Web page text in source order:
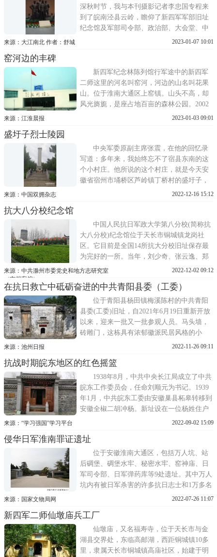
深秋时节，我与本刊摄影记者李忠国专程来
到了皖南泾县云岭，瞻仰了新四军军部旧址
纪念馆及军部司令部、政治部、大会堂、中
共中央东南局、修械所、战地服务团、教导
为止，来这里参观、旅游的人数已超过800万
人次，在爱国主义和革命传
来源：大江南北 作者：舒城 2023-01-07 10:01
窑河边的丰碑
新四军纪念林陈列馆行军途中的新四军
二师这里的河名叫窑河，河边的山名叫花果
山。位于淮南大通区上窑镇。山头不高，却
风光旖旎，是座占地百亩的森林公园。2002
年10月新四军成立65周年之际，淮南市新四
抗日先锋新四军纪念林中国新四军研究会会
长周克玉这
来源：江淮晨报 2023-01-03 09:01
盛圩子烈士陵园
中央军委原副主席张震，在他的回忆录
写道：多年来，我始终忘不了宿县东南的这
个小村庄。他所说的这个村庄，就是今天安
徽省宿州市埇桥区芦岭镇丁桥村的盛圩子，
因为在这里，埋葬着曾与老将军一起并肩战
的村庄主持召开有宿东地委、宿东游击支
队、宿东独立团、宿东大队
来源：中国双拥杂志 2022-12-16 15:12
抗大八分校纪念馆
中国人民抗日军政大学第八分校(简称抗
大八分校)纪念馆位于天长市铜城镇龙岗社
区。它目前是全国14所抗大分校旧址保存最
为完好的一所。当年，刘少奇、张云逸、郑
位三、邓子恢、罗炳辉等老一辈革命家为创
了极大的关怀，倾注了大量的心血。抗大八
分校前身是成立于1940年5月的新四军江北军
政干校。皖南事变后，
来源：中共滁州市委党史和地方志研究室
（市档案馆）
2022-12-02 09:12
在抗日救亡中砥砺奋进的中共青阳县委（工委）
位于青阳县杨田镇梅溪陈村的中共青阳
县委(工委)旧址，自2021年6月19日重新开放
以来，迎来一批又一批参观人员。马头墙，
砖雕门，这栋具有浓郁徽派民居风格的小
楼，再次成为红色教育热点;斑驳的陈墙，灰
(工委)领导青阳人民抗战的记忆。国难当
头，中共青阳县委(工委)在硝烟中建立1937
年7月7日，日本帝国主
来源：池州日报 2022-11-26 09:11
抗战时期皖东地区的红色摇篮
1938年8月，中共中央长江局成立了中共
皖东工作委员会，任命刘顺元为书记。1939
年1月，中共皖东工委由安徽巢县柘皋转移到
安徽全椒二胡冲杨。新址设在一位杨姓住户
家，房屋为砖木结构，占地约300平方米。
委。中共皖东工委、苏皖省委进驻二胡冲杨
期间，派出工作团到全椒赤镇、古河一带开
展建党工作，建立了中
来源：“学习强国”学习平台 2022-09-02 15:09
侵华日军淮南罪证遗址
位于安徽淮南大通区，包括万人坑、站
后碉堡、碉堡水牢、秘密水牢、窑神庙、日
军司令部、日军弹药库等9处遗址。其中万人
坑内有被日军杀害的许多抗日志士和1万多名
罹难矿工遗骨。遗址集中反映了日军在我国
暴行。
来源：国家文物局网 2022-07-26 11:07
新四军二师仙墩庙兵工厂
仙墩庙，又名福寿寺，位于天长市与金
湖县交界处，东临高邮湖，西距铜城镇10多
里，隶属天长市铜城镇高庙社区，始建于明